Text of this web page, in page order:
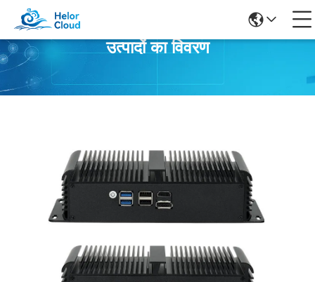
उत्पादों का विवरण